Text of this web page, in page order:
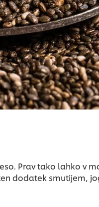
Prav tako lahko v
dodatek smutijem,